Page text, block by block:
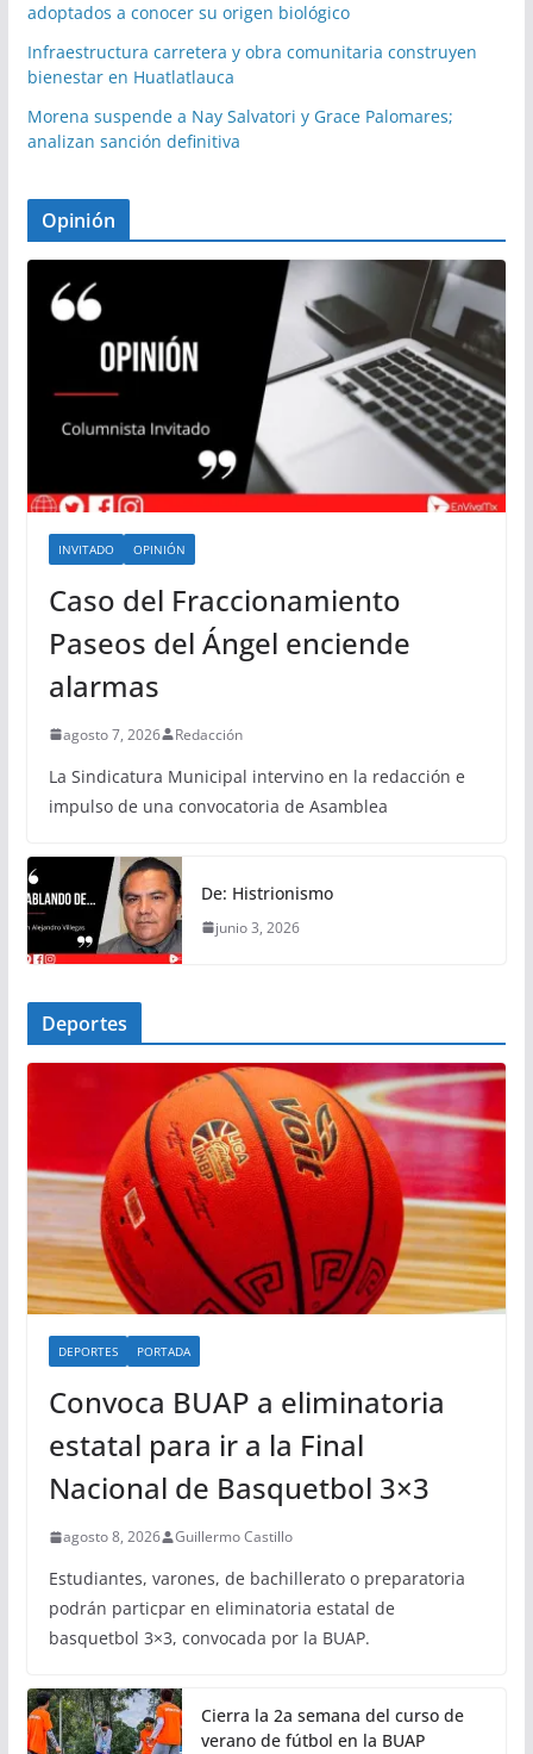
adoptados a conocer su origen biológico
Infraestructura carretera y obra comunitaria construyen
bienestar en Huatlatlauca
Morena suspende a Nay Salvatori y Grace Palomares;
analizan sanción definitiva
Opinión
INVITADO OPINIÓN
Caso del Fraccionamiento
Paseos del Ángel enciende
alarmas
agosto 7, 2026 Redacción
La Sindicatura Municipal intervino en la redacción e
impulso de una convocatoria de Asamblea
De: Histrionismo
junio 3, 2026
Deportes
DEPORTES PORTADA
Convoca BUAP a eliminatoria
estatal para ir a la Final
Nacional de Basquetbol 3×3
agosto 8, 2026 Guillermo Castillo
Estudiantes, varones, de bachillerato o preparatoria
podrán particpar en eliminatoria estatal de
basquetbol 3×3, convocada por la BUAP.
Cierra la 2a semana del curso de
verano de fútbol en la BUAP